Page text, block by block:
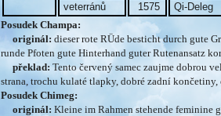
veterránů
1575
Qi-Deleg
Posudek Champa:
originál: dieser rote RÜde besticht durch gute
runde Pfoten gute Hinterhand guter Rutenansatz
překlad: Tento červený samec zaujme dobrou
strana, trochu kulaté tlapky, dobré zadní
Posudek Chimeg:
originál: Kleine im Rahmen stehende feminine